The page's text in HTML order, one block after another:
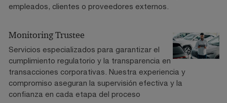
empleados, clientes o proveedores externos.
Monitoring Trustee
Servicios especializados para garantizar el
cumplimiento regulatorio y la transparencia en
transacciones corporativas. Nuestra experiencia y
compromiso aseguran la supervisión efectiva y la
confianza en cada etapa del proceso